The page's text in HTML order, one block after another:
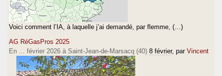
Voici comment l’IA, à laquelle j’ai demandé, par flemme, (…)
AG RéGasPros 2025
En ... février 2026 à Saint-Jean-de-Marsacq (40) 8 février, par Vincent